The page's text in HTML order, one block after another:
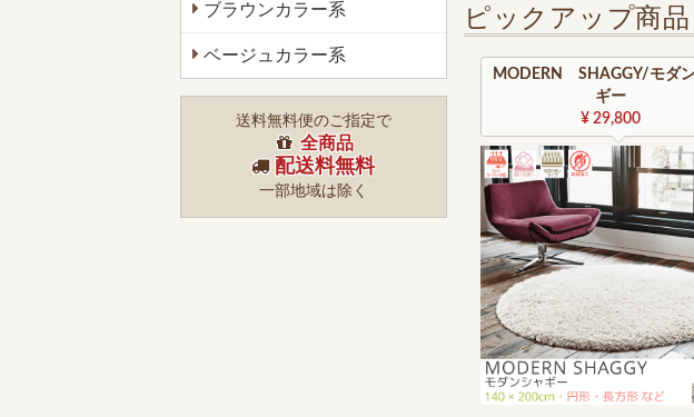
ブラウンカラー系
ベージュカラー系
送料無料便のご指定で
全商品
配送料無料
一部地域は除く
ピックアップ商品
MODERN SHAGGY/モダ
ギー
¥ 29,800